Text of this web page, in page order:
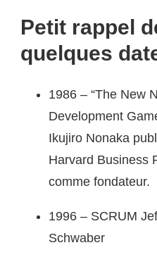
Petit rappel
quelques
1986 – “The New
Development
Ikujiro Nonaka
Harvard Business
comme fondateur.
1996 – SCRUM
Schwaber